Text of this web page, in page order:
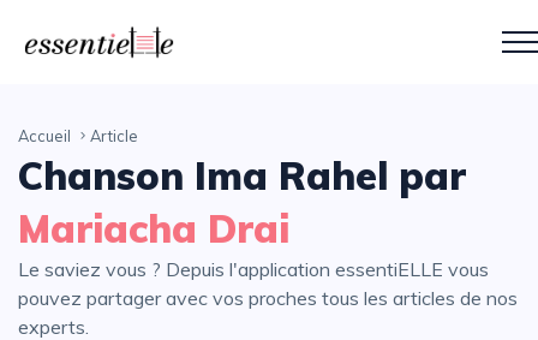
Accueil Article
Chanson Ima Rahel par
Mariacha Drai
Le saviez vous ? Depuis l'application essentiELLE vous
pouvez partager avec vos proches tous les articles de nos
experts.